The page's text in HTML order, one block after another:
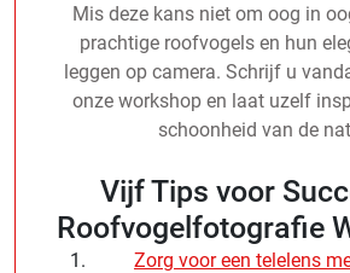
Mis deze kans niet om oog in
prachtige roofvogels en hun
leggen op camera. Schrijf u
onze workshop en laat uzelf
schoonheid van de
Vijf Tips voor
Roofvogelfotografie
Zorg voor een telelens